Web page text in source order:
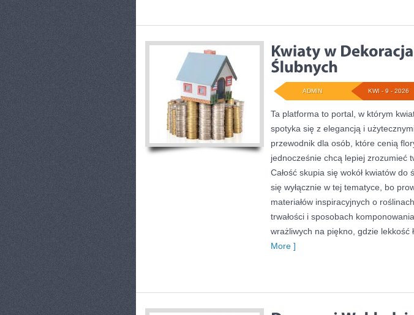
KWI - 9 - 2026
ADMIN
Ta platforma to portal, w którym
spotyka się z elegancją i
przewodnik dla osób, które cenią
jednocześnie chcą lepiej zrozumieć
Całość skupia się wokół kwiatów do
się wyłącznie w tej tematyce, bo
materiałów inspiracyjnych o
trwałości i sposobach
wrażliwych na piękno, gdzie lekkość
More ]